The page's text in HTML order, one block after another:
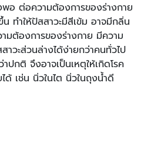
พอ ต่อความต้องการของร่างกาย
ทำให้ปัสสาวะมีสีเข้ม อาจมีกลิ่น
มต้องการของร่างกาย มีความ
าวะส่วนล่างได้ง่ายกว่าคนทั่วไป
กติ จึงอาจเป็นเหตุให้เกิดโรค
เช่น นิ่วในไต นิ่วในถุงน้ำดี